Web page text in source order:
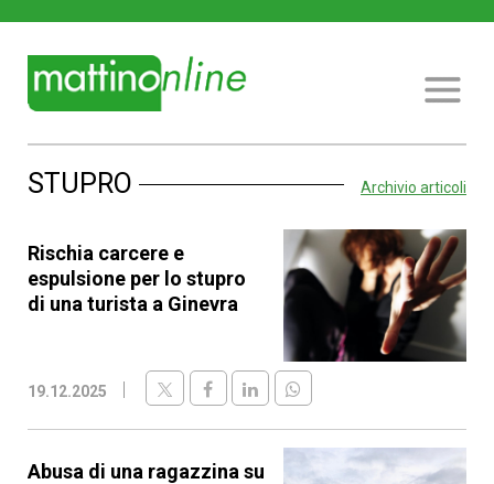
STUPRO Archivio articoli
Rischia carcere e
espulsione per lo stupro
di una turista a Ginevra
19.12.2025
Abusa di una ragazzina su